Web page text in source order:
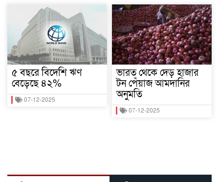
৫ বছরে বিদেশি ঋণ
বেড়েছে ৪২%
07-12-2025
ভারত থেকে দেড় হাজার
টন পেঁয়াজ আমদানির
অনুমতি
07-12-2025